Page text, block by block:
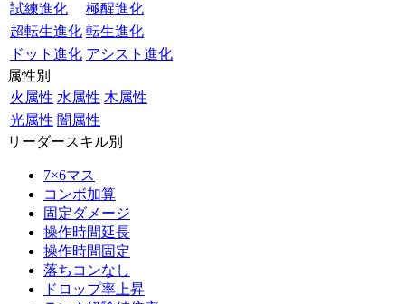
試練進化
極醒進化
超転生進化 転生進化
ドット進化 アシスト進化
属性別
火属性 水属性 木属性
光属性 闇属性
リーダースキル別
7×6マス
コンボ加算
固定ダメージ
操作時間延長
操作時間固定
落ちコンなし
ドロップ率上昇